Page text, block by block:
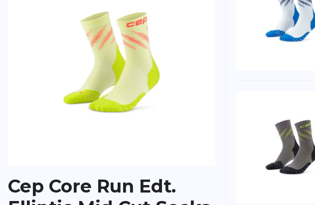
Dieses Formular ist durch reCAPTCHA geschützt – es gelten die
Google.
Cep Core Run Edt.